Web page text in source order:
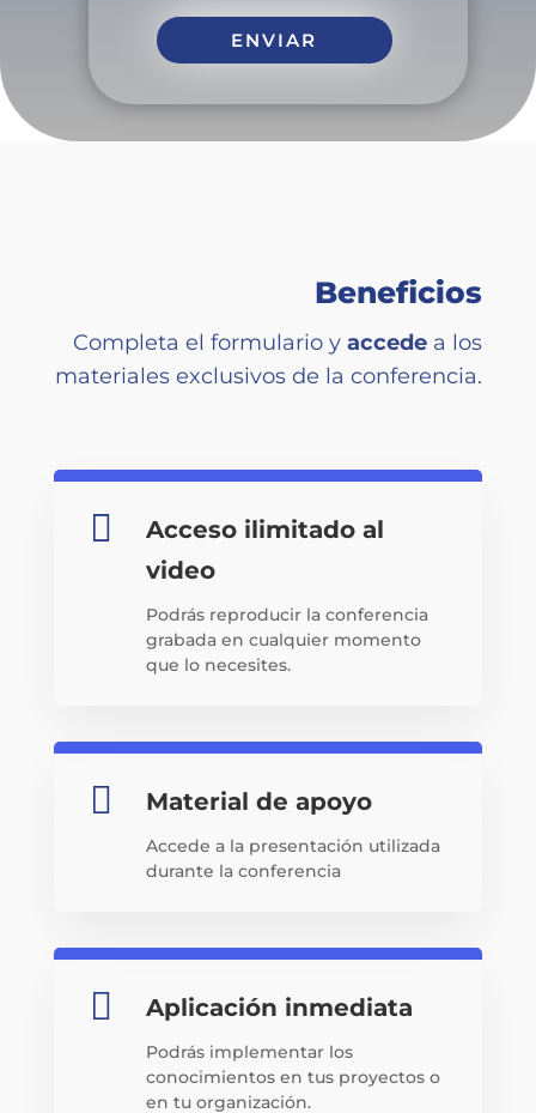
Beneficios
Completa el formulario y accede a los
materiales exclusivos de la conferencia.

Acceso ilimitado al
video
Podrás reproducir la conferencia
grabada en cualquier momento
que lo necesites.
 Material de apoyo
Accede a la presentación utilizada
durante la conferencia
 Aplicación inmediata
Podrás implementar los
conocimientos en tus proyectos o
en tu organización.